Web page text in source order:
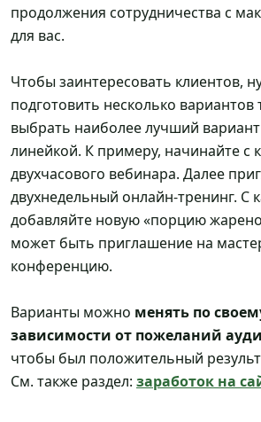
продолжения сотрудничества с
для вас.
Чтобы заинтересовать клиентов,
подготовить несколько вариантов
выбрать наиболее лучший
линейкой. К примеру, начинайте с
двухчасового вебинара. Далее
двухнедельный онлайн-тренинг. С
добавляйте новую «порцию
может быть приглашение на
конференцию.
Варианты можно менять по
зависимости от пожеланий
чтобы был положительный
См. также раздел: заработок на